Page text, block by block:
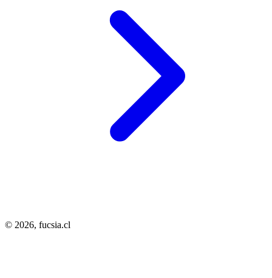
© 2026, fucsia.cl